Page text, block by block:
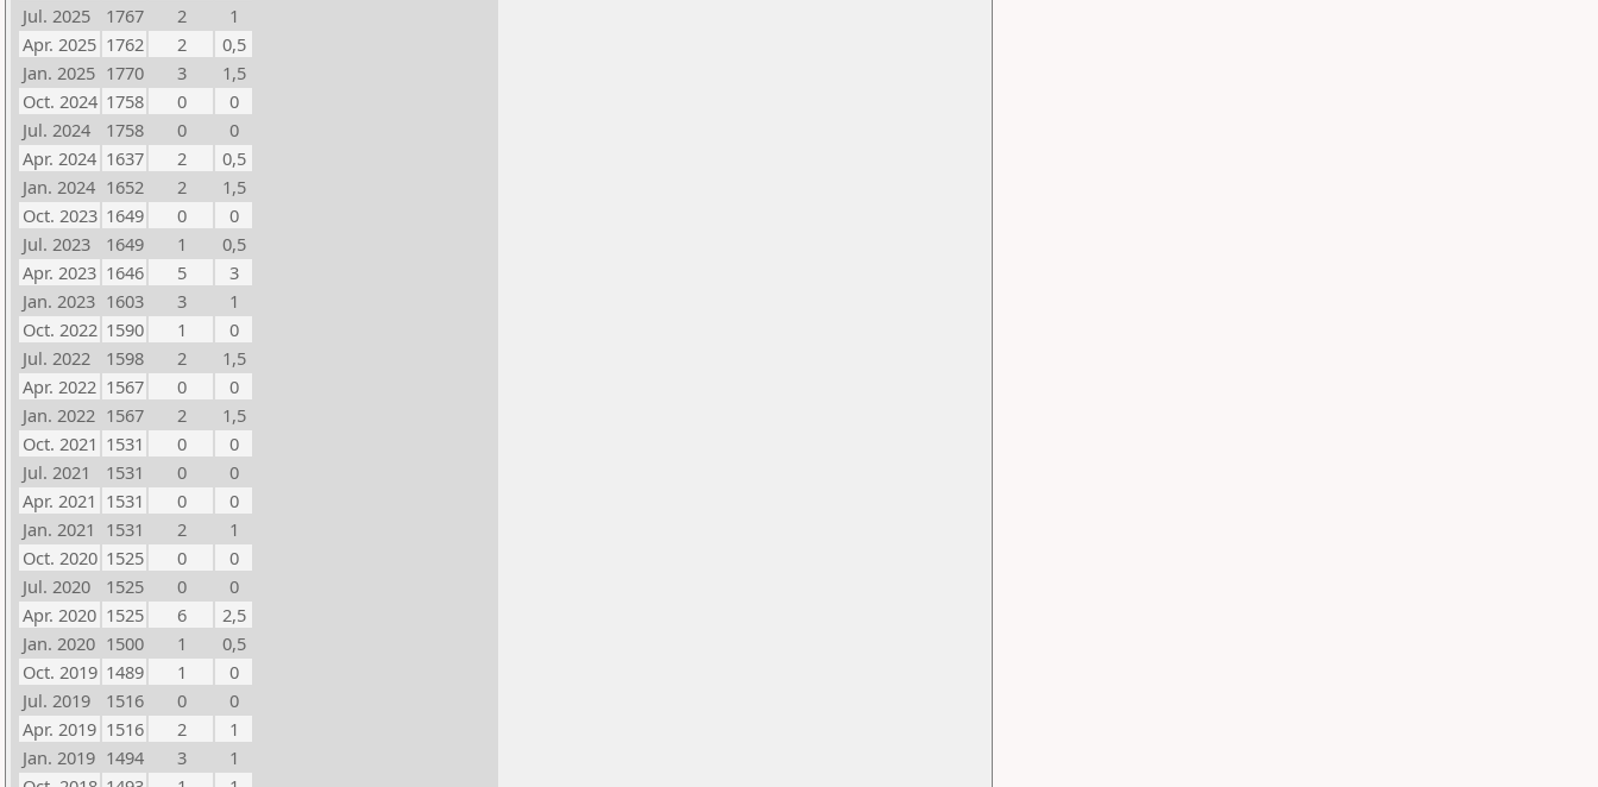
Jul. 2025
1767 2
1
Apr. 2025 1762 2
0,5
Jan. 2025 1770 3
1,5
Oct. 2024 1758 0
0
Jul. 2024
1758 0
0
Apr. 2024 1637 2
0,5
Jan. 2024 1652 2
1,5
Oct. 2023 1649 0
0
Jul. 2023
1649 1
0,5
Apr. 2023 1646 5
3
Jan. 2023 1603 3
1
Oct. 2022 1590 1
0
Jul. 2022
1598 2
1,5
Apr. 2022 1567 0
0
Jan. 2022 1567 2
1,5
Oct. 2021 1531 0
0
Jul. 2021
1531 0
0
Apr. 2021 1531 0
0
Jan. 2021 1531 2
1
Oct. 2020 1525 0
0
Jul. 2020
1525 0
0
Apr. 2020 1525 6
2,5
Jan. 2020 1500 1
0,5
Oct. 2019 1489 1
0
Jul. 2019
1516 0
0
Apr. 2019 1516 2
1
Jan. 2019 1494 3
1